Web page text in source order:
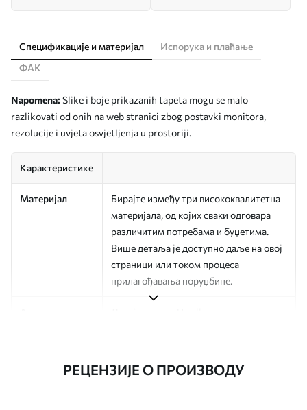
Спецификације и материјал
Испорука и плаћање
ФАК
Napomena: Slike i boje prikazanih tapeta mogu se malo
razlikovati od onih na web stranici zbog postavki monitora,
rezolucije i uvjeta osvjetljenja u prostoriji.
Карактеристике
Материјал
Бирајте између три висококвалитетна
материјала, од којих сваки одговара
различитим потребама и буџетима.
Више детаља је доступно даље на овој
страници или током процеса
прилагођавања поруџбине.
Финисхинг Полу-мат.
РЕЦЕНЗИЈЕ О ПРОИЗВОДУ